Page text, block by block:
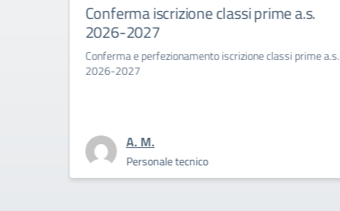
Conferma iscrizione classi prime a.s.
2026-2027
Conferma e perfezionamento iscrizione classi prime a.s.
2026-2027
A. M.
Personale tecnico